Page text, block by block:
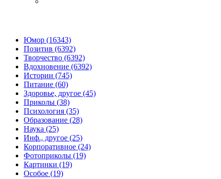
Юмор (16343)
Позитив (6392)
Творчество (6392)
Вдохновение (6392)
Истории (745)
Питание (60)
Здоровье, другое (45)
Приколы (38)
Психология (35)
Образование (28)
Наука (25)
Инф., другое (25)
Корпоративное (24)
Фотоприколы (19)
Картинки (19)
Особое (19)